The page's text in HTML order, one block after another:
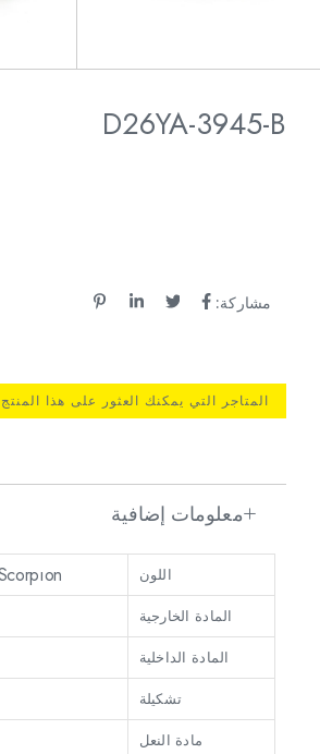
D26YA-3945-B
مشاركة:
المتاجر التي يمكنك العثور على هذا
معلومات إضافية
اللون
المادة الخارجية
المادة الداخلية
تشكيلة
مادة النعل